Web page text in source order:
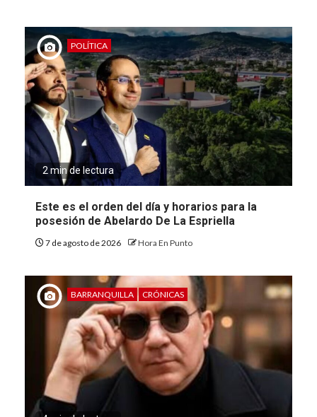
POLÍTICA
2 min de lectura
Este es el orden del día y horarios para la
posesión de Abelardo De La Espriella
7 de agosto de 2026 Hora En Punto
BARRANQUILLA CRÓNICAS